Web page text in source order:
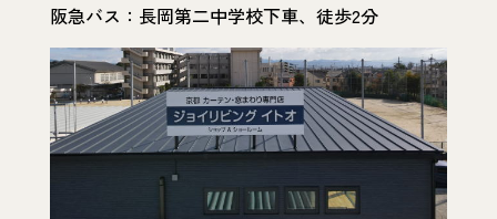
阪急バス：長岡第二中学校下車、徒歩2分